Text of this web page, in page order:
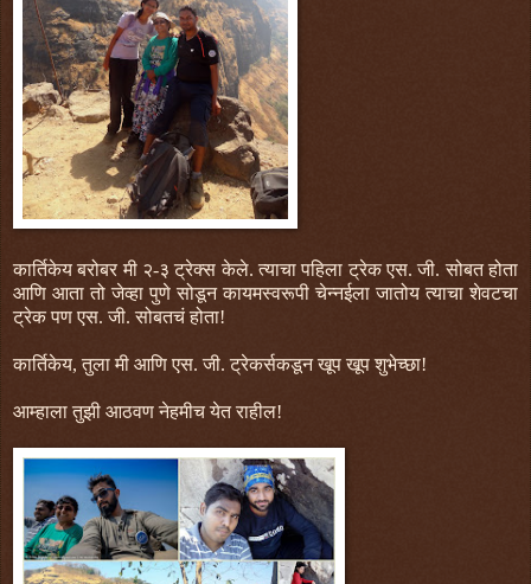
कार्तिकेय बरोबर मी २-३ ट्रेक्स केले. त्याचा पहिला ट्रेक एस. जी. सोबत होता
आणि आता तो जेव्हा पुणे सोडून कायमस्वरूपी चेन्नईला जातोय त्याचा शेवटचा
ट्रेक पण एस. जी. सोबतचं होता!
कार्तिकेय, तुला मी आणि एस. जी. ट्रेकर्सकडून खूप खूप शुभेच्छा!
आम्हाला तुझी आठवण नेहमीच येत राहील!